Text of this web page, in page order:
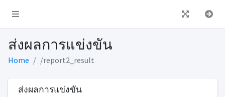
ส่งผลการแข่งขัน
Home /report2_result
ส่งผลการแข่งขัน